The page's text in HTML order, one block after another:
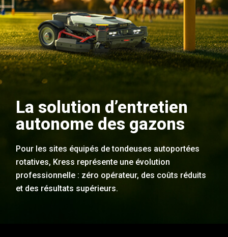
La solution d’entretien
autonome des gazons
Pour les sites équipés de tondeuses autoportées
rotatives, Kress représente une évolution
professionnelle : zéro opérateur, des coûts réduits
et des résultats supérieurs.